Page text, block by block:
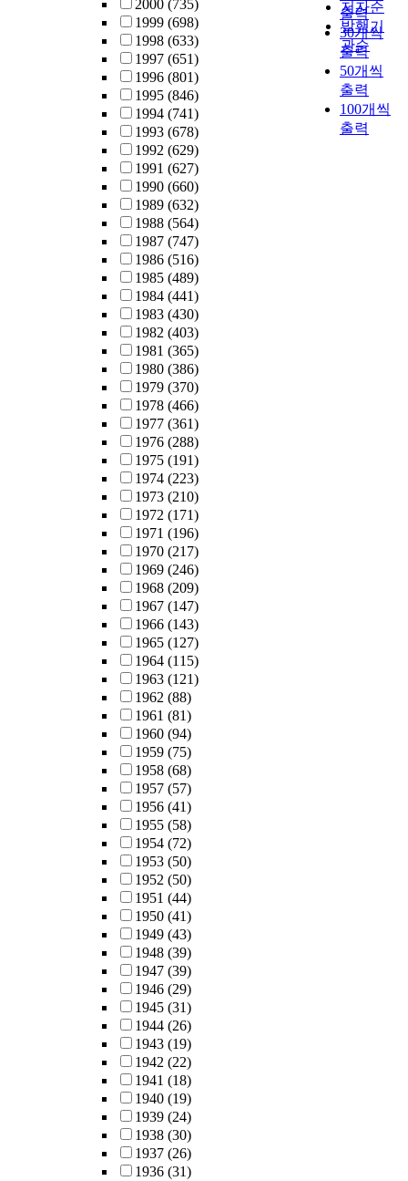
2000 (735)
1999 (698)
1998 (633)
1997 (651)
1996 (801)
1995 (846)
1994 (741)
1993 (678)
1992 (629)
1991 (627)
1990 (660)
1989 (632)
1988 (564)
1987 (747)
1986 (516)
1985 (489)
1984 (441)
1983 (430)
1982 (403)
1981 (365)
1980 (386)
1979 (370)
1978 (466)
1977 (361)
1976 (288)
1975 (191)
1974 (223)
1973 (210)
1972 (171)
1971 (196)
1970 (217)
1969 (246)
1968 (209)
1967 (147)
1966 (143)
1965 (127)
1964 (115)
1963 (121)
1962 (88)
1961 (81)
1960 (94)
1959 (75)
1958 (68)
1957 (57)
1956 (41)
1955 (58)
1954 (72)
1953 (50)
1952 (50)
1951 (44)
1950 (41)
1949 (43)
1948 (39)
1947 (39)
1946 (29)
1945 (31)
1944 (26)
1943 (19)
1942 (22)
1941 (18)
1940 (19)
1939 (24)
1938 (30)
1937 (26)
1936 (31)
저자순
발행기
관순
출력
30개씩
출력
50개씩
출력
100개씩
출력